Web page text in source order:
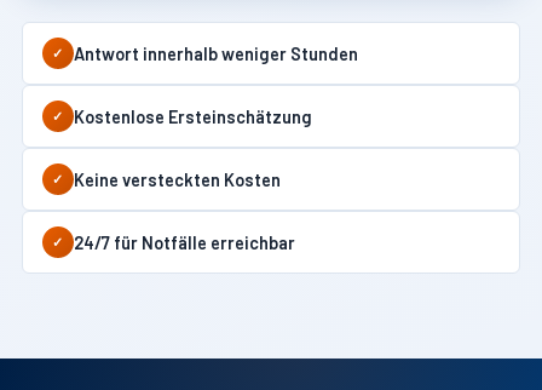
✓ Antwort innerhalb weniger Stunden
✓ Kostenlose Ersteinschätzung
✓ Keine versteckten Kosten
✓ 24/7 für Notfälle erreichbar